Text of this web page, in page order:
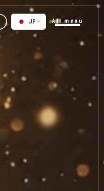
JP All menu